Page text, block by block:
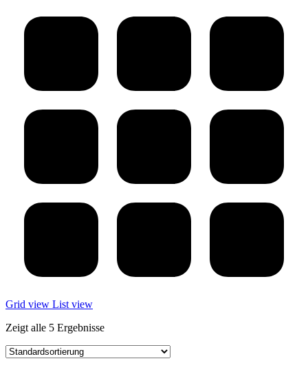
Grid view List view
Zeigt alle 5 Ergebnisse